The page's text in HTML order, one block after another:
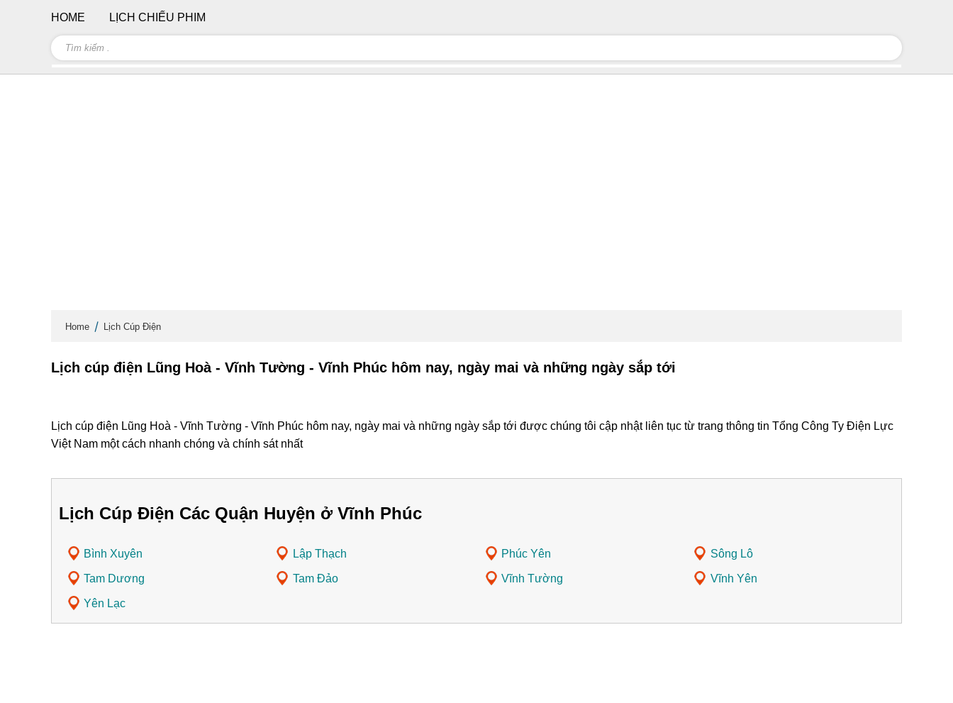
Home Lịch Cúp Điện
Lịch cúp điện Lũng Hoà - Vĩnh Tường - Vĩnh Phúc hôm nay, ngày mai và những ngày sắp tới
Lịch cúp điện Lũng Hoà - Vĩnh Tường - Vĩnh Phúc hôm nay, ngày mai và những ngày sắp tới được chúng tôi cập nhật liên tục từ trang thông tin Tổng Công Ty Điện Lực
Việt Nam một cách nhanh chóng và chính sát nhất
Lịch Cúp Điện Các Quận Huyện ở Vĩnh Phúc
Bình Xuyên Lập Thạch Phúc Yên Sông Lô
Tam Dương Tam Đảo Vĩnh Tường Vĩnh Yên
Yên Lạc
HOME LỊCH CHIẾU PHIM